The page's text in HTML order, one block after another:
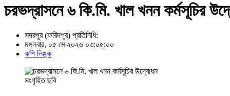
চরভদ্রাসনে ৬ কি.মি. খাল খনন কর্মসূচির
সদরপুর (ফরিদপুর) প্রতিনিধি:
মঙ্গলবার, ০৫ মে ২০২৬ ০৩:০৫:০০
কপি লিঙ্ক
সংগৃহিত ছবি